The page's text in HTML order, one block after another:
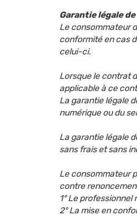
Garantie légale
Le consommateur
conformité en cas
celui-ci.
Lorsque le contrat
applicable à ce
La garantie légale
numérique ou du
La garantie légale
sans frais et sans
Le consommateur
contre
1° Le
2° La mise en